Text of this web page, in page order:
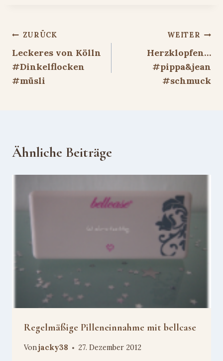
Beitragsnavigation
ZURÜCK
Leckeres von Kölln
#Dinkelflocken
#müsli
WEITER
Herzklopfen…
#pippa&jean
#schmuck
Ähnliche Beiträge
Regelmäßige Pilleneinnahme mit bellcase
Vonjacky38 27. Dezember 2012